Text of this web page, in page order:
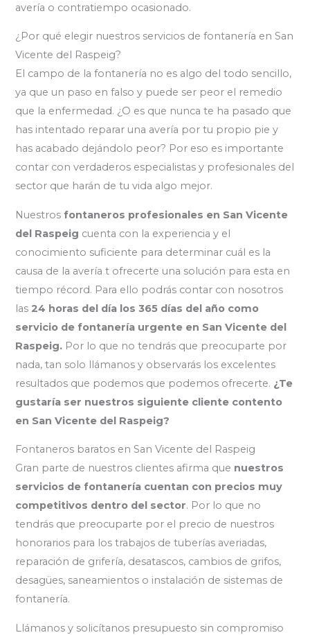
avería o contratiempo ocasionado.
¿Por qué elegir nuestros servicios de fontanería en San
Vicente del Raspeig?
El campo de la fontanería no es algo del todo sencillo,
ya que un paso en falso y puede ser peor el remedio
que la enfermedad. ¿O es que nunca te ha pasado que
has intentado reparar una avería por tu propio pie y
has acabado dejándolo peor? Por eso es importante
contar con verdaderos especialistas y profesionales del
sector que harán de tu vida algo mejor.
Nuestrosfontaneros profesionales en San Vicente
del Raspeig cuenta con la experiencia y el
conocimiento suficiente para determinar cuál es la
causa de la avería t ofrecerte una solución para esta en
tiempo récord. Para ello podrás contar con nosotros
las 24 horas del día los 365 días del año como
servicio de fontanería urgente en San Vicente del
Raspeig. Por lo que no tendrás que preocuparte por
nada, tan solo llámanos y observarás los excelentes
resultados que podemos que podemos ofrecerte. ¿Te
gustaría ser nuestros siguiente cliente contento
en San Vicente del Raspeig?
Fontaneros baratos en San Vicente del Raspeig
Gran parte de nuestros clientes afirma que nuestros
servicios de fontanería cuentan con precios muy
competitivos dentro del sector. Por lo que no
tendrás que preocuparte por el precio de nuestros
honorarios para los trabajos de tuberías averiadas,
reparación de grifería, desatascos, cambios de grifos,
desagües, saneamientos o instalación de sistemas de
fontanería.
Llámanos y solicítanos presupuesto sin compromiso